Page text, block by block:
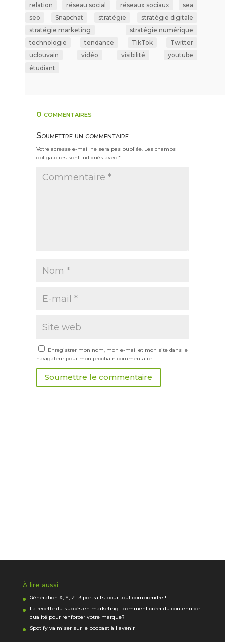
relation
réseau social réseaux sociaux
sea
seo
Snapchat stratégie
stratégie digitale
stratégie marketing
stratégie numérique
technologie
tendance TikTok
Twitter
uclouvain
vidéo visibilité
youtube
étudiant
0 commentaires
Soumettre un commentaire
Votre adresse e-mail ne sera pas publiée. Les champs
obligatoires sont indiqués avec *
Enregistrer mon nom, mon e-mail et mon site dans le
navigateur pour mon prochain commentaire.
Soumettre le commentaire
À lire aussi
Génération X, Y, Z : 3 portraits pour tout comprendre !
La recette du succès en marketing : comment créer du contenu de
qualité pour renforcer votre marque?
Spotify va miser sur le podcast à l'avenir